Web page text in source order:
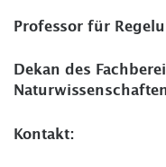
Professor für
Dekan des
Kontakt: